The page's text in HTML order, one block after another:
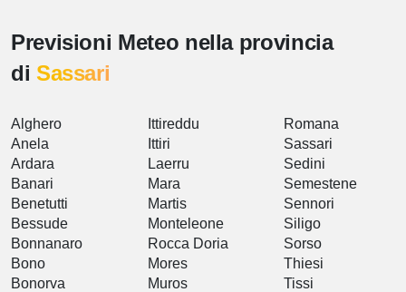
Previsioni Meteo nella provincia
di Sassari
Alghero
Anela
Ardara
Banari
Benetutti
Bessude
Bonnanaro
Bono
Bonorva
Ittireddu
Ittiri
Laerru
Mara
Martis
Monteleone
Rocca Doria
Mores
Muros
Romana
Sassari
Sedini
Semestene
Sennori
Siligo
Sorso
Thiesi
Tissi